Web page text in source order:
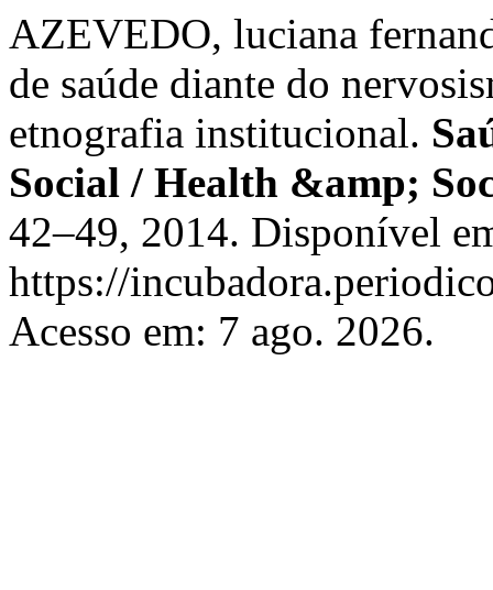
AZEVEDO, luciana
de saúde diante do
etnografia institucional.
Social / Health &amp;
42–49, 2014. Disponível
https://
Acesso em: 7 ago. 2026.